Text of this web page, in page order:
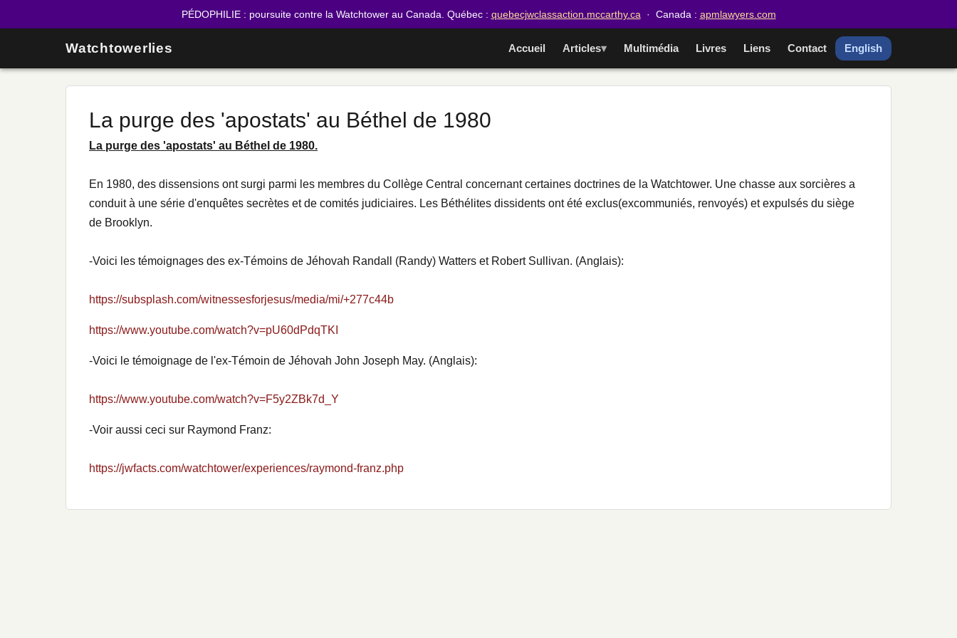
PÉDOPHILIE : poursuite contre la Watchtower au Canada. Québec : quebecjwclassaction.mccarthy.ca · Canada : apmlawyers.com
Watchtowerlies Accueil Articles Multimédia Livres Liens Contact English
La purge des 'apostats' au Béthel de 1980
La purge des 'apostats' au Béthel de 1980.
En 1980, des dissensions ont surgi parmi les membres du Collège Central concernant certaines doctrines de la Watchtower. Une chasse aux sorcières a
conduit à une série d'enquêtes secrètes et de comités judiciaires. Les Béthélites dissidents ont été exclus(excommuniés, renvoyés) et expulsés du siège
de Brooklyn.
-Voici les témoignages des ex-Témoins de Jéhovah Randall (Randy) Watters et Robert Sullivan. (Anglais):
https://subsplash.com/witnessesforjesus/media/mi/+277c44b
https://www.youtube.com/watch?v=pU60dPdqTKI
-Voici le témoignage de l'ex-Témoin de Jéhovah John Joseph May. (Anglais):
https://www.youtube.com/watch?v=F5y2ZBk7d_Y
-Voir aussi ceci sur Raymond Franz:
https://jwfacts.com/watchtower/experiences/raymond-franz.php